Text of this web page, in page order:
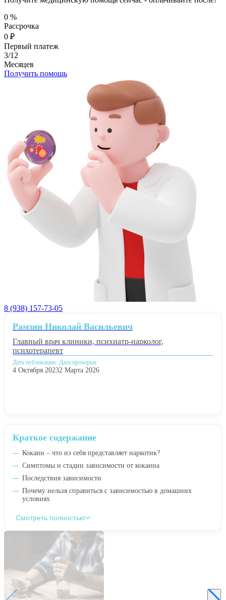
0 %
Рассрочка
0 ₽
Первый платеж
3/12
Месяцев
Получить помощь
8 (938) 157-73-05
Краткое содержание
Кокаин – что из себя представляет наркотик?
Симптомы и стадии зависимости от кокаина
Последствия зависимости
Почему нельзя справиться с зависимостью в домашних
условиях
Смотреть полностью
Рамзин Николай Васильевич
Главный врач клиники, психиатр-нарколог,
психотерапевт
Дата публикации:
4 Октября 2023
Дата проверки:
2 Марта 2026